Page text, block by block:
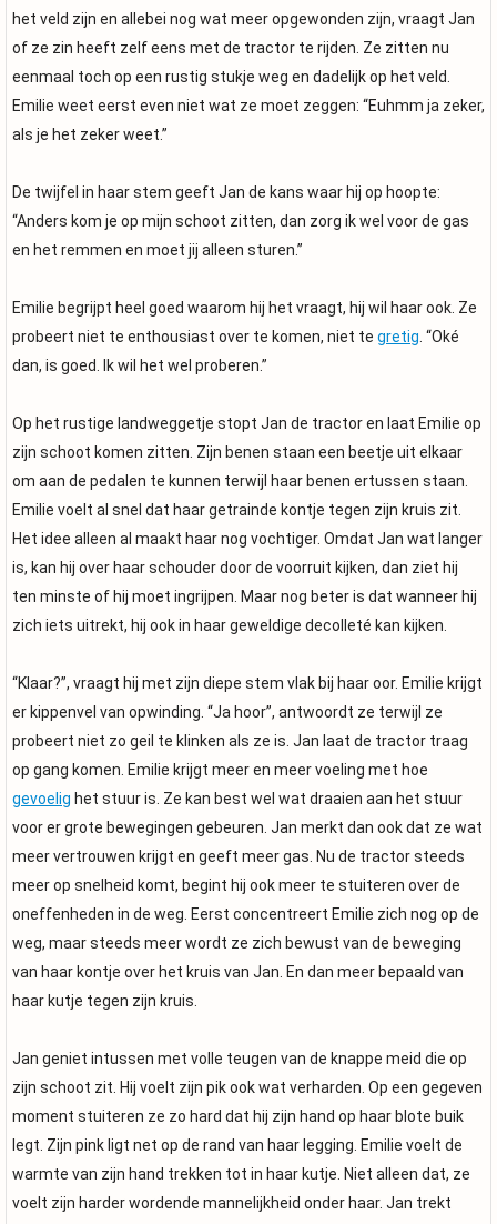
het veld zijn en allebei nog wat meer opgewonden zijn, vraagt Jan
of ze zin heeft zelf eens met de tractor te rijden. Ze zitten nu
eenmaal toch op een rustig stukje weg en dadelijk op het veld.
Emilie weet eerst even niet wat ze moet zeggen: “Euhmm ja zeker,
als je het zeker weet.”
De twijfel in haar stem geeft Jan de kans waar hij op hoopte:
“Anders kom je op mijn schoot zitten, dan zorg ik wel voor de gas
en het remmen en moet jij alleen sturen.”
Emilie begrijpt heel goed waarom hij het vraagt, hij wil haar ook. Ze
probeert niet te enthousiast over te komen, niet te gretig . “Oké
dan, is goed. Ik wil het wel proberen.”
Op het rustige landweggetje stopt Jan de tractor en laat Emilie op
zijn schoot komen zitten. Zijn benen staan een beetje uit elkaar
om aan de pedalen te kunnen terwijl haar benen ertussen staan.
Emilie voelt al snel dat haar getrainde kontje tegen zijn kruis zit.
Het idee alleen al maakt haar nog vochtiger. Omdat Jan wat langer
is, kan hij over haar schouder door de voorruit kijken, dan ziet hij
ten minste of hij moet ingrijpen. Maar nog beter is dat wanneer hij
zich iets uitrekt, hij ook in haar geweldige decolleté kan kijken.
“Klaar?”, vraagt hij met zijn diepe stem vlak bij haar oor. Emilie krijgt
er kippenvel van opwinding. “Ja hoor”, antwoordt ze terwijl ze
probeert niet zo geil te klinken als ze is. Jan laat de tractor traag
op gang komen. Emilie krijgt meer en meer voeling met hoe
gevoelig het stuur is. Ze kan best wel wat draaien aan het stuur
voor er grote bewegingen gebeuren. Jan merkt dan ook dat ze wat
meer vertrouwen krijgt en geeft meer gas. Nu de tractor steeds
meer op snelheid komt, begint hij ook meer te stuiteren over de
oneffenheden in de weg. Eerst concentreert Emilie zich nog op de
weg, maar steeds meer wordt ze zich bewust van de beweging
van haar kontje over het kruis van Jan. En dan meer bepaald van
haar kutje tegen zijn kruis.
Jan geniet intussen met volle teugen van de knappe meid die op
zijn schoot zit. Hij voelt zijn pik ook wat verharden. Op een gegeven
moment stuiteren ze zo hard dat hij zijn hand op haar blote buik
legt. Zijn pink ligt net op de rand van haar legging. Emilie voelt de
warmte van zijn hand trekken tot in haar kutje. Niet alleen dat, ze
voelt zijn harder wordende mannelijkheid onder haar. Jan trekt